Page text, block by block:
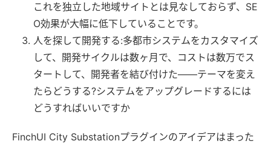
これを独立した地域サイトとは見なしておらず、SE
O効果が大幅に低下していることです。
人を探して開発する:多都市システムをカスタマイズ
して、開発サイクルは数ヶ月で、コストは数万でス
タートして、開発者を結び付けた――テーマを変え
たらどうする?システムをアップグレードするには
どうすればいいですか
FinchUI City Substationプラグインのアイデアはまった